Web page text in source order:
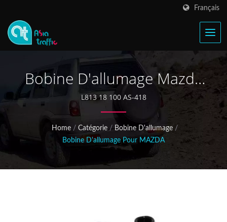
Français
Bobine D'allumage Mazda
6 L813-18-100
L813 18 100 AS-418
Home / Catégorie / Bobine D'allumage /
Bobine D'allumage Pour MAZDA